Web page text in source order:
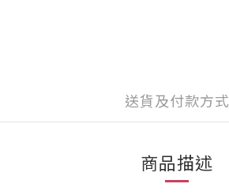
送貨及付款方式
商品描述